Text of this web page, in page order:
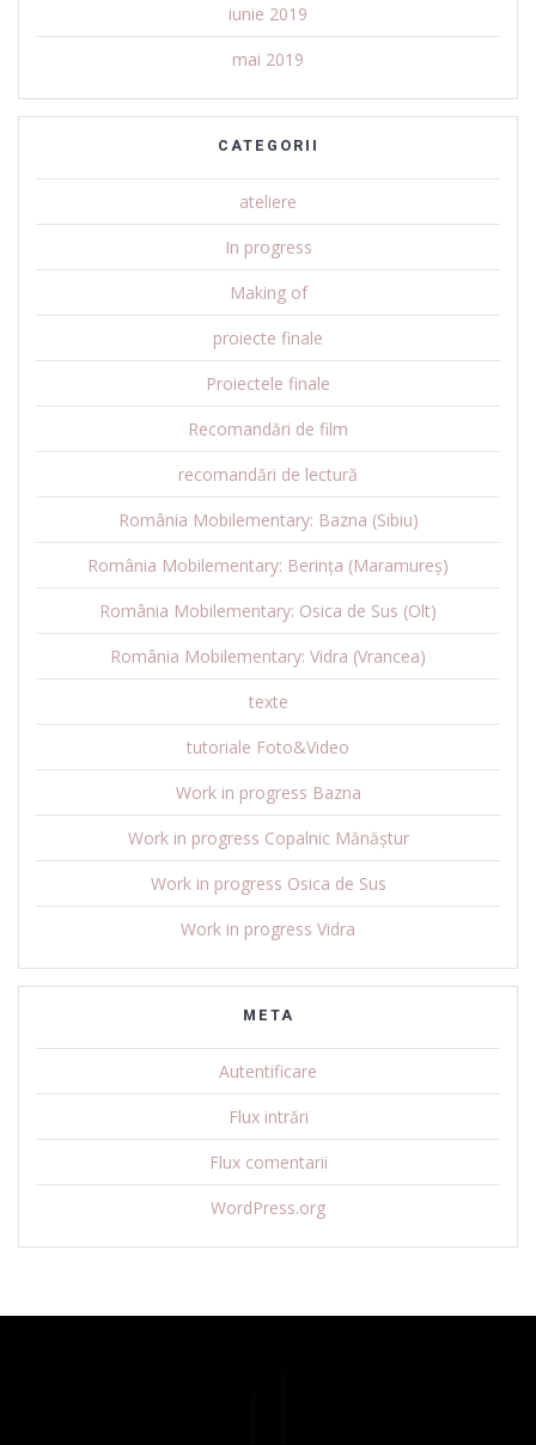
iunie 2019
mai 2019
CATEGORII
ateliere
In progress
Making of
proiecte finale
Proiectele finale
Recomandări de film
recomandări de lectură
România Mobilementary: Bazna (Sibiu)
România Mobilementary: Berința (Maramureș)
România Mobilementary: Osica de Sus (Olt)
România Mobilementary: Vidra (Vrancea)
texte
tutoriale Foto&Video
Work in progress Bazna
Work in progress Copalnic Mănăștur
Work in progress Osica de Sus
Work in progress Vidra
META
Autentificare
Flux intrări
Flux comentarii
WordPress.org